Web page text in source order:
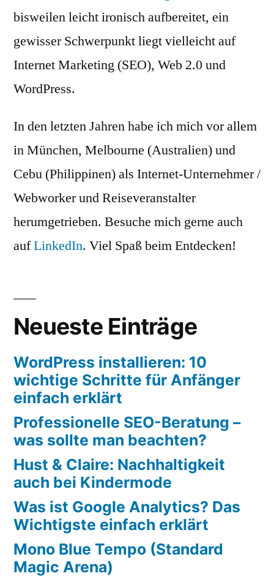
bisweilen leicht ironisch aufbereitet, ein
gewisser Schwerpunkt liegt vielleicht auf
Internet Marketing (SEO), Web 2.0 und
WordPress.
In den letzten Jahren habe ich mich vor allem
in München, Melbourne (Australien) und
Cebu (Philippinen) als Internet-Unternehmer /
Webworker und Reiseveranstalter
herumgetrieben. Besuche mich gerne auch
aufLinkedIn. Viel Spaß beim Entdecken!
Neueste Einträge
WordPress installieren: 10
wichtige Schritte für Anfänger
einfach erklärt
Professionelle SEO-Beratung –
was sollte man beachten?
Hust & Claire: Nachhaltigkeit
auch bei Kindermode
Was ist Google Analytics? Das
Wichtigste einfach erklärt
Mono Blue Tempo (Standard
Magic Arena)